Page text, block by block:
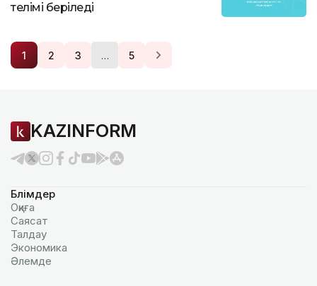
телімі беріледі
1 2 3 … 5
KAZINFORM
Бөлімдер
Оқиға
Саясат
Талдау
Экономика
Әлемде